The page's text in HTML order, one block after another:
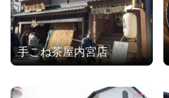
手こね茶屋内宮店